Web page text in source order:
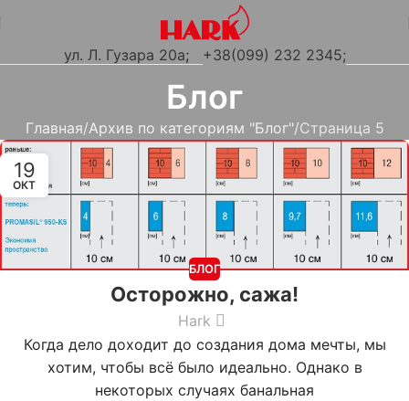
ул. Л. Гузара 20а; +38(099) 232 2345;
Блог
Главная Архив по категориям "Блог" Страница 5
19
ОКТ
БЛОГ
Осторожно, сажа!
Hark
Когда дело доходит до создания дома мечты, мы
хотим, чтобы всё было идеально. Однако в
некоторых случаях банальная